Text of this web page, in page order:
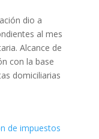
dio a
al mes
Alcance de
con la base
domiciliarias